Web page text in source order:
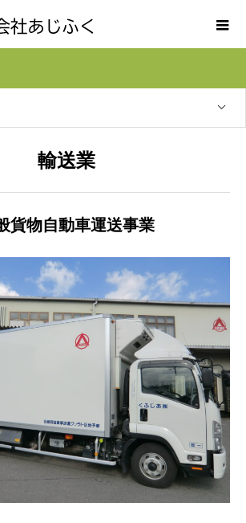
輸送業
貨物自動車運送事業